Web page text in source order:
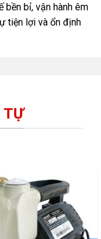
bền bỉ, vận hành êm
tiện lợi và ổn định
TỰ